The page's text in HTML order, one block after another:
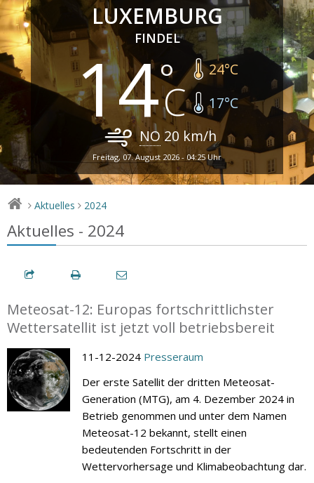
LUXEMBURG
FINDEL
14 24°C
17°C
NO 20 km/h
Freitag, 07. August 2026 - 04:25 Uhr
> Aktuelles > 2024
Aktuelles - 2024
Meteosat-12: Europas fortschrittlichster
Wettersatellit ist jetzt voll betriebsbereit
11-12-2024 Presseraum
Der erste Satellit der dritten Meteosat-
Generation (MTG), am 4. Dezember 2024 in
Betrieb genommen und unter dem Namen
Meteosat-12 bekannt, stellt einen
bedeutenden Fortschritt in der
Wettervorhersage und Klimabeobachtung dar.